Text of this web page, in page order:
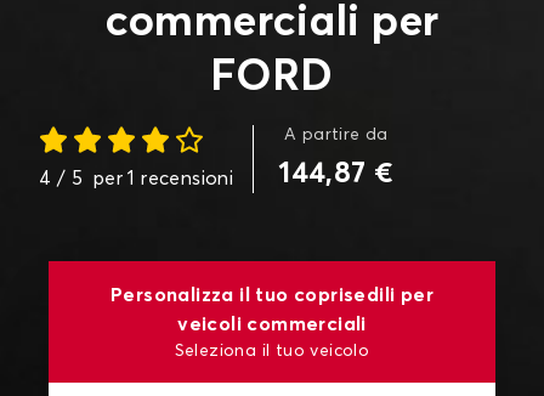
commerciali per
FORD
4 / 5 per 1 recensioni
A partire da
144,87 €
Personalizza il tuo coprisedili per
veicoli commerciali
Seleziona il tuo veicolo